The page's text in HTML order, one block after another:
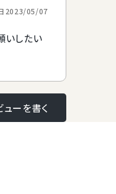
2023/05/07
いしたい
ューを書く